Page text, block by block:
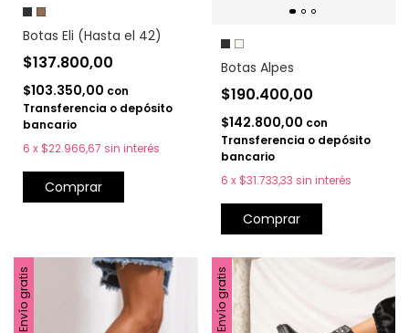
Botas Eli (Hasta el 42)
$137.800,00
$103.350,00 con
Transferencia o depósito
bancario
6 x $22.966,67 sin interés
Comprar
Botas Alpes
$190.400,00
$142.800,00 con
Transferencia o depósito
bancario
6 x $31.733,33 sin interés
Comprar
Envío gratis Envío gratis